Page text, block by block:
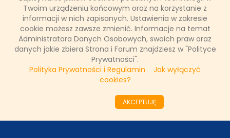
Twoim urządzeniu końcowym oraz na korzystanie z
informacji w nich zapisanych. Ustawienia w zakresie
cookie możesz zawsze zmienić. Informacje na temat
Administratora Danych Osobowych, swoich praw oraz
danych jakie zbiera Strona i Forum znajdziesz w "Polityce
Prywatności".
Polityka Prywatności i Regulamin
Jak wyłączyć
cookies?
AKCEPTUJĘ
FAKTY TVN
WAŻNE RELACJE